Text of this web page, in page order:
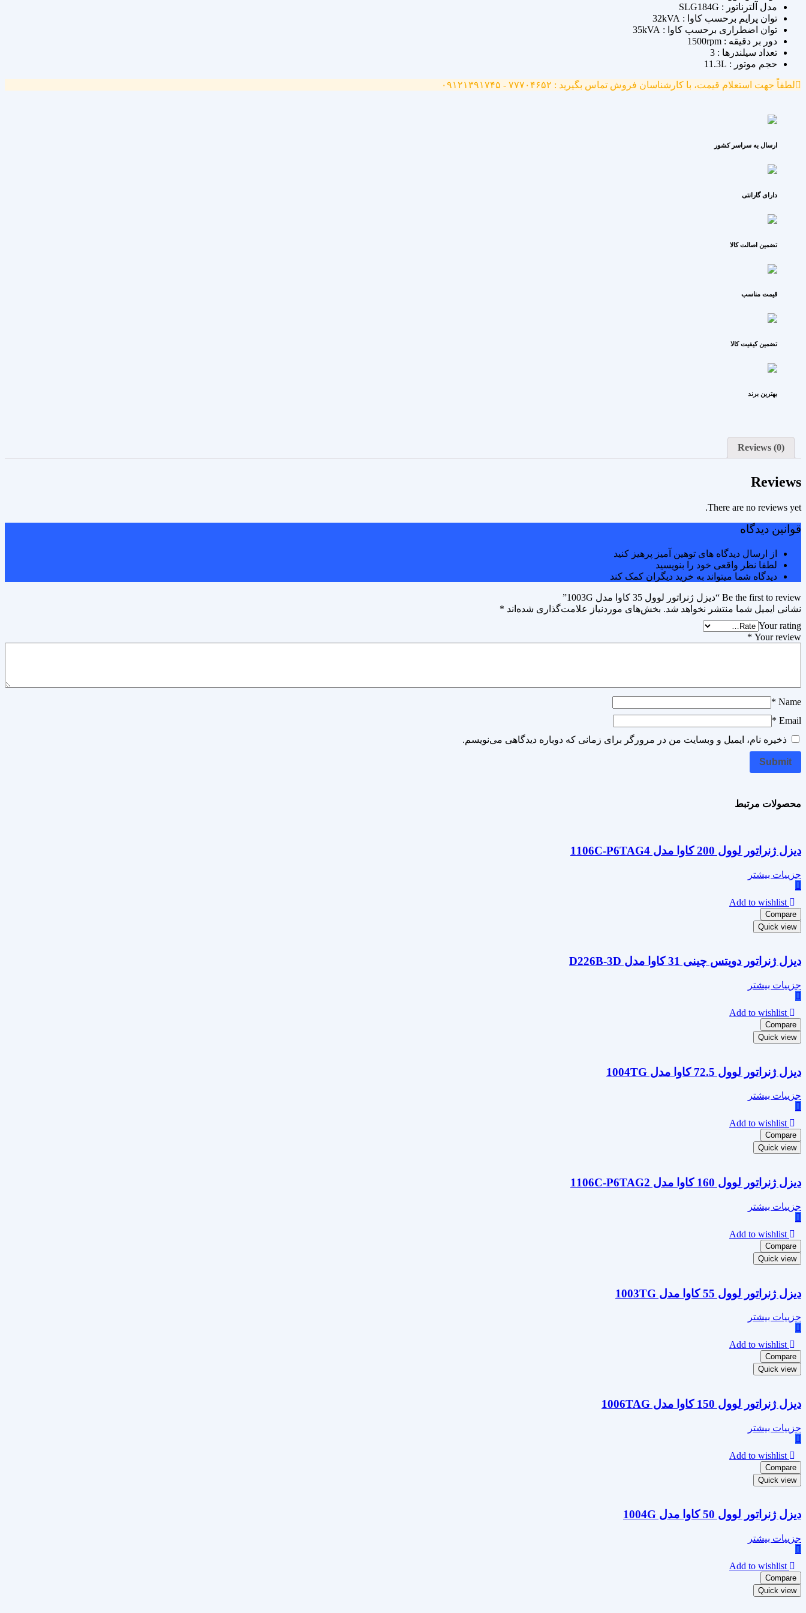
مدل آلترناتور : SLG184G
توان پرایم برحسب کاوا : 32kVA
توان اضطراری برحسب کاوا : 35kVA
دور بر دقیقه : 1500rpm
تعداد سیلندرها : 3
حجم موتور : 11.3L
لطفاً جهت استعلام قیمت، با کارشناسان فروش تماس بگیرید : ۷۷۷۰۴۶۵۲ - ۰۹۱۲۱۳۹۱۷۴۵
ارسال به سراسر کشور
دارای گارانتی
تضمین اصالت کالا
قیمت مناسب
تضمین کیفیت کالا
بهترین برند
Reviews (0)
Reviews
There are no reviews yet.
قوانین دیدگاه
از ارسال دیدگاه های توهین آمیز پرهیز کنید
لطفا نظر واقعی خود را بنویسید
دیدگاه شما میتواند به خرید دیگران کمک کند
Be the first to review “دیزل ژنراتور لوول 35 کاوا مدل 1003G”
نشانی ایمیل شما منتشر نخواهد شد. بخش‌های موردنیاز علامت‌گذاری شده‌اند *
Your rating
Your review
*
Name
*
Email
*
ذخیره نام، ایمیل و وبسایت من در مرورگر برای زمانی که دوباره دیدگاهی می‌نویسم.
محصولات مرتبط
دیزل ژنراتور لوول 200 کاوا مدل 1106C-P6TAG4
جزییات بیشتر
Add to wishlist
Compare
Quick view
دیزل ژنراتور دویتس چینی 31 کاوا مدل D226B-3D
جزییات بیشتر
Add to wishlist
Compare
Quick view
دیزل ژنراتور لوول 72.5 کاوا مدل 1004TG
جزییات بیشتر
Add to wishlist
Compare
Quick view
دیزل ژنراتور لوول 160 کاوا مدل 1106C-P6TAG2
جزییات بیشتر
Add to wishlist
Compare
Quick view
دیزل ژنراتور لوول 55 کاوا مدل 1003TG
جزییات بیشتر
Add to wishlist
Compare
Quick view
دیزل ژنراتور لوول 150 کاوا مدل 1006TAG
جزییات بیشتر
Add to wishlist
Compare
Quick view
دیزل ژنراتور لوول 50 کاوا مدل 1004G
جزییات بیشتر
Add to wishlist
Compare
Quick view